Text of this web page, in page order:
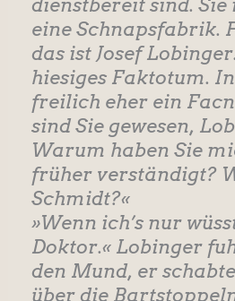
dienstbereit sind. Sie
eine Schnapsfabrik.
das ist Josef
hiesiges Faktotum.
freilich eher ein
sind Sie gewesen,
Warum haben Sie
früher verständigt?
Schmidt?«
»Wenn ich’s nur
Doktor.« Lobinger
den Mund, er
über die